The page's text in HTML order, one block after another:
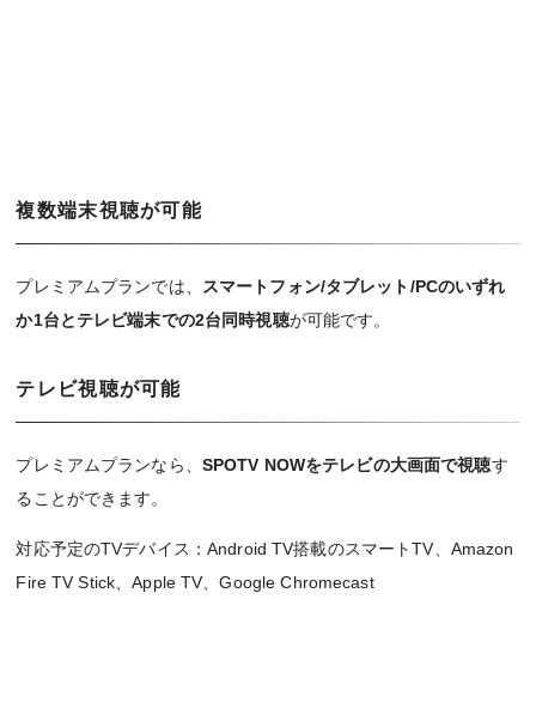
複数端末視聴が可能
プレミアムプランでは、
スマートフォン/タブレット/PCのいずれ
か1台とテレビ端末での2台同時視聴が可能です。
テレビ視聴が可能
プレミアムプランなら、 SPOTV NOWをテレビの大画面で視聴す
ることができます。
対応予定のTVデバイス：Android TV搭載のスマートTV、Amazon
Fire TV Stick、Apple TV、Google Chromecast